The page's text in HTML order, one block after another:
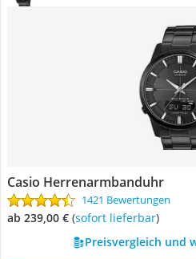
Casio Herrenarmbanduhr
1421 Bewertungen
ab 239,00 € ( Sofort lieferbar)
Preisvergleich und